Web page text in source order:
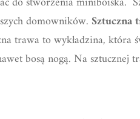
domowników. Sztuczna
trawa to wykładzina,
bosą nogą. Na sztucznej